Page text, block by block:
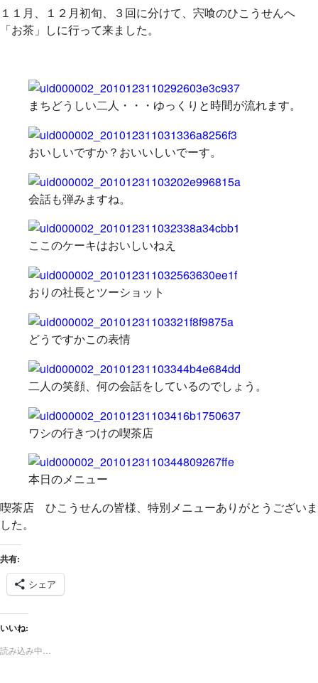
１１月、１２月初旬、３回に分けて、宍喰のひこうせんへ
「お茶」しに行って来ました。
まちどうしい二人・・・ゆっくりと時間が流れます。
おいしいですか？おいいしいでーす。
会話も弾みますね。
ここのケーキはおいしいねえ
おりの社長とツーショット
どうですかこの表情
二人の笑顔、何の会話をしているのでしょう。
ワシの行きつけの喫茶店
本日のメニュー
喫茶店 ひこうせんの皆様、特別メニューありがとうございま
した。
共有:
シェア
いいね:
読み込み中…